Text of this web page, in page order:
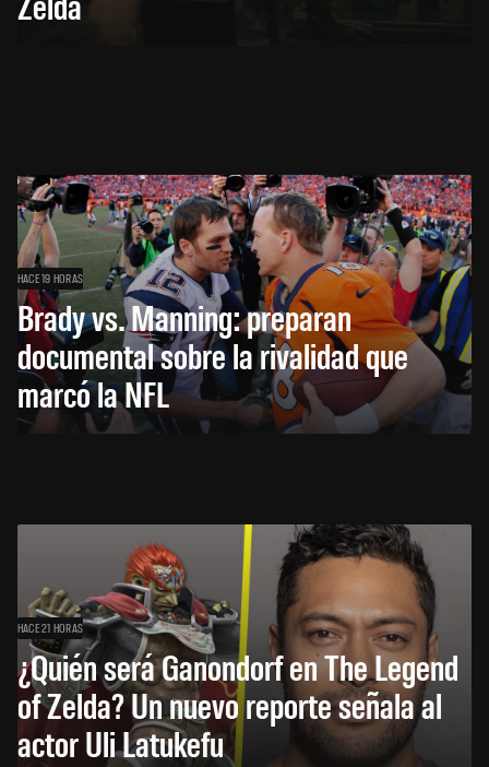
HACE 19 HORAS
Brady vs. Manning: preparan
documental sobre la rivalidad que
marcó la NFL
HACE 21 HORAS
¿Quién será Ganondorf en The Legend
of Zelda? Un nuevo reporte señala al
actor Uli Latukefu